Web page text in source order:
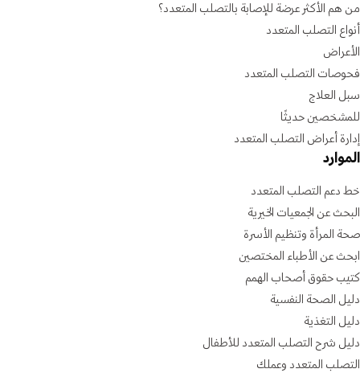
من هم الأكثر عرضة للإصابة بالتصلب المتعدد؟
أنواع التصلب المتعدد
الأعراض
فحوصات التصلب المتعدد
سبل العلاج
للمشخصين حديثًا
إدارة أعراض التصلب المتعدد
الموارد
خط دعم التصلب المتعدد
البحث عن الجمعيات الخيرية
صحة المرأة وتنظيم الأسرة
ابحث عن الأطباء المختصين
كتيب حقوق أصحاب الهمم
دليل الصحة النفسية
دليل التغذية
دليل شرح التصلب المتعدد للأطفال
التصلب المتعدد وعملك